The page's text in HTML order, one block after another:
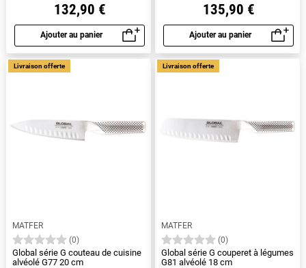
132,90 €
Ajouter au panier
Aperçu rapide
135,90 €
Ajouter au panier
Aperçu rapide
MATFER
(0)
Global série G couteau de cuisine
alvéolé G77 20 cm
Livraison offerte
MATFER
(0)
Global série G couperet à légumes
G81 alvéolé 18 cm
Livraison offerte